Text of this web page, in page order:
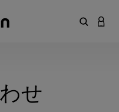
キーワアカ
せ